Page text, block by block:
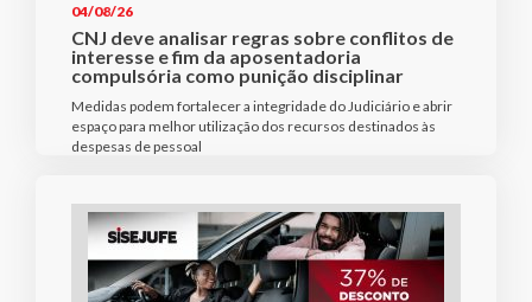
04/08/26
CNJ deve analisar regras sobre conflitos de
interesse e fim da aposentadoria
compulsória como punição disciplinar
Medidas podem fortalecer a integridade do Judiciário e abrir
espaço para melhor utilização dos recursos destinados às
despesas de pessoal